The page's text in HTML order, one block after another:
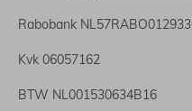
Rabobank
Kvk 06057162
BTW NL001530634B16